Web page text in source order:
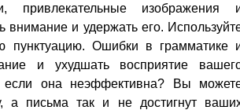
привлекательные изображения
внимание и удержать его.
пунктуацию. Ошибки в грамматике
и ухудшать восприятие
она неэффективна? Вы
а письма так и не достигнут